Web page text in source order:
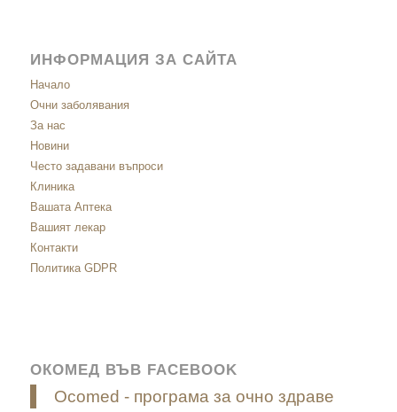
ИНФОРМАЦИЯ ЗА САЙТА
Начало
Очни заболявания
За нас
Новини
Често задавани въпроси
Клиника
Вашата Аптека
Вашият лекар
Контакти
Политика GDPR
ОКОМЕД ВЪВ FACEBOOK
Ocomed - програма за очно здраве